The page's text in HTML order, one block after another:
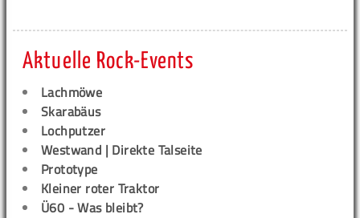
Aktuelle Rock-Events
Lachmöwe
Skarabäus
Lochputzer
Westwand | Direkte Talseite
Prototype
Kleiner roter Traktor
Ü60 - Was bleibt?